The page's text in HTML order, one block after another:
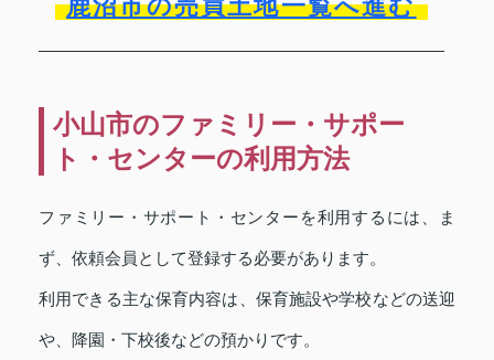
鹿沼市の売買土地一覧へ進む
小山市のファミリー・サポー
ト・センターの利用方法
ファミリー・サポート・センターを利用するには、ま
ず、依頼会員として登録する必要があります。
利用できる主な保育内容は、保育施設や学校などの送迎
や、降園・下校後などの預かりです。